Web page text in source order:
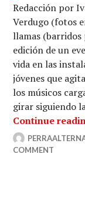
Redacción por
Verdugo (fotos
llamas (barridos
edición de un
vida en las
jóvenes que
los músicos
girar siguiendo
Continue
COMMENT